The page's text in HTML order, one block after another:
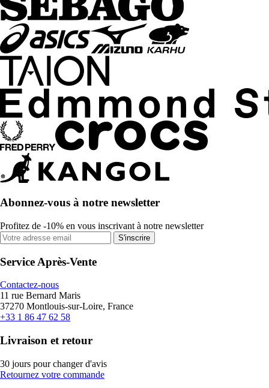
Abonnez-vous à notre newsletter
Profitez de -10% en vous inscrivant à notre newsletter
S'inscrire
Service Après-Vente
Contactez-nous
11 rue Bernard Maris
37270 Montlouis-sur-Loire, France
+33 1 86 47 62 58
Livraison et retour
30 jours pour changer d'avis
Retournez votre commande